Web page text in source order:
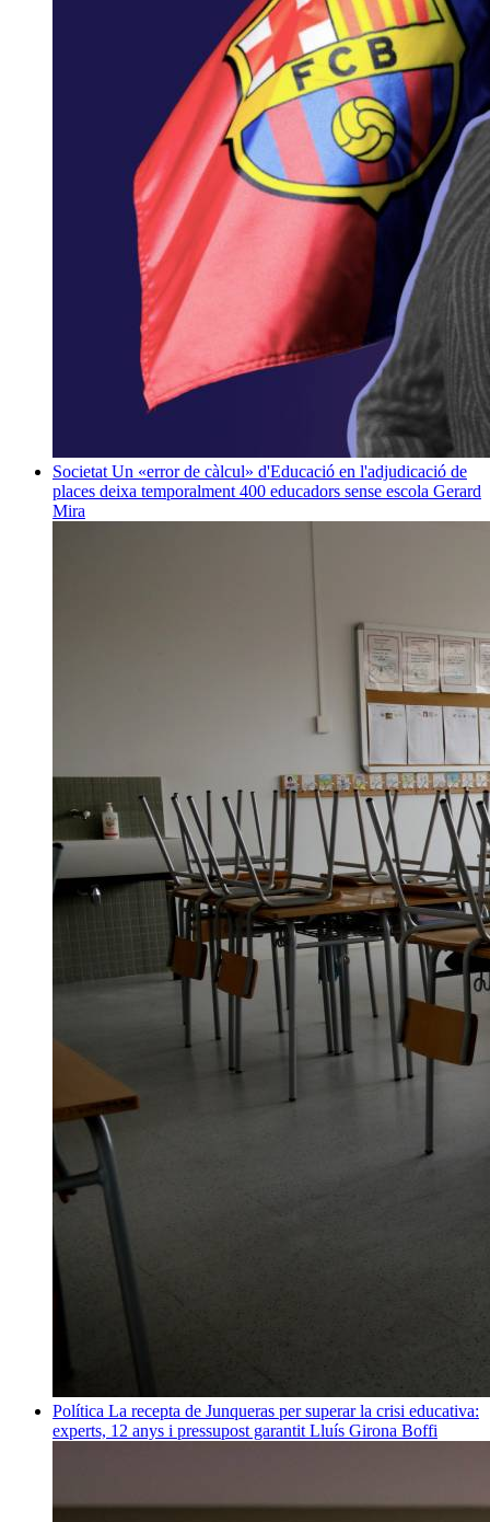
Societat Un «error de càlcul» d'Educació en l'adjudicació de
places deixa temporalment 400 educadors sense escola Gerard
Mira
Política La recepta de Junqueras per superar la crisi educativa:
experts, 12 anys i pressupost garantit Lluís Girona Boffi